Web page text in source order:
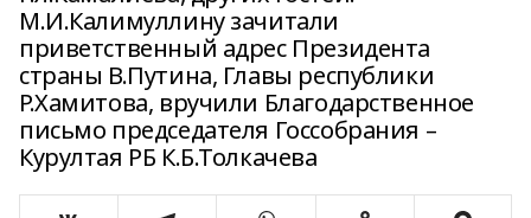
М.И.Калимуллину зачитали
приветственный адрес Президента
страны В.Путина, Главы республики
Р.Хамитова, вручили Благодарственное
письмо председателя Госсобрания –
Курултая РБ К.Б.Толкачева